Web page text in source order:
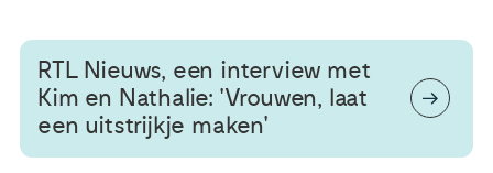
RTL Nieuws, een interview met
Kim en Nathalie: 'Vrouwen, laat
een uitstrijkje maken'